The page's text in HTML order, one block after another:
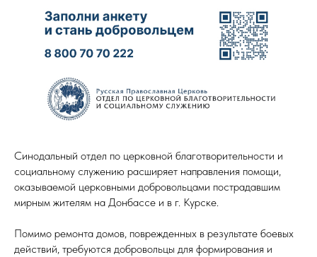
Синодальный отдел по церковной благотворительности и
социальному служению расширяет направления помощи,
оказываемой церковными добровольцами пострадавшим
мирным жителям на Донбассе и в г. Курске.
Помимо ремонта домов, поврежденных в результате боевых
действий, требуются добровольцы для формирования и